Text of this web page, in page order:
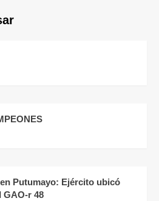
Putumayo: Ejército ubicó
GAO-r 48